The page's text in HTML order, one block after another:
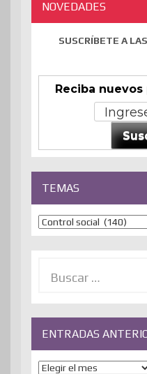
NOVEDADES
SUSCRÍBETE A
Reciba
TEMAS
Temas
ENTRADAS
ENTRADAS